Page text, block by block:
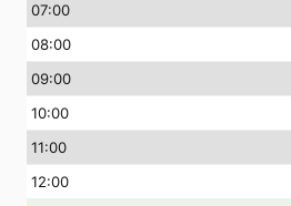
07:00
08:00
09:00
10:00
11:00
12:00